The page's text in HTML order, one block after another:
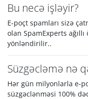
Bu necə işləyir?
E-poçt spamları sizə
olan SpamExperts
yönləndirilir..
Süzgəcləmə nə
Hər gün milyonlarla e-
süzgəclənməsi 100%